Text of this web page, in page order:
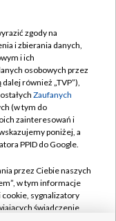
zgody na
i zbierania danych,
i ich
osobowych przez
również „TVP”),
Zaufanych
(w tym do
zainteresowań i
poniżej, a
PPID do Google.
przez Ciebie naszych
w tym informacje
cookie, sygnalizatory
świadczenie